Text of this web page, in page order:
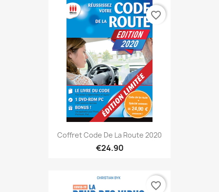
Coffret Code De La Route 2020
€24.90
favorite_border
favorite_border